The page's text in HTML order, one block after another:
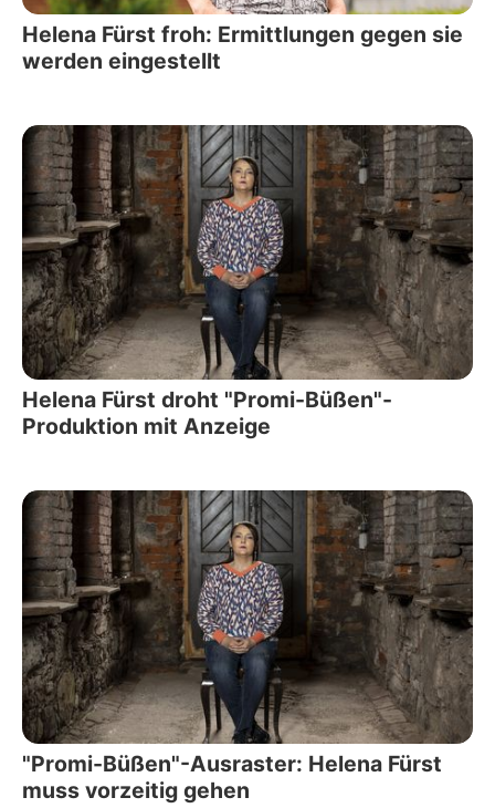
Helena Fürst froh: Ermittlungen gegen sie
werden eingestellt
Helena Fürst droht "Promi-Büßen"-
Produktion mit Anzeige
"Promi-Büßen"-Ausraster: Helena Fürst
muss vorzeitig gehen